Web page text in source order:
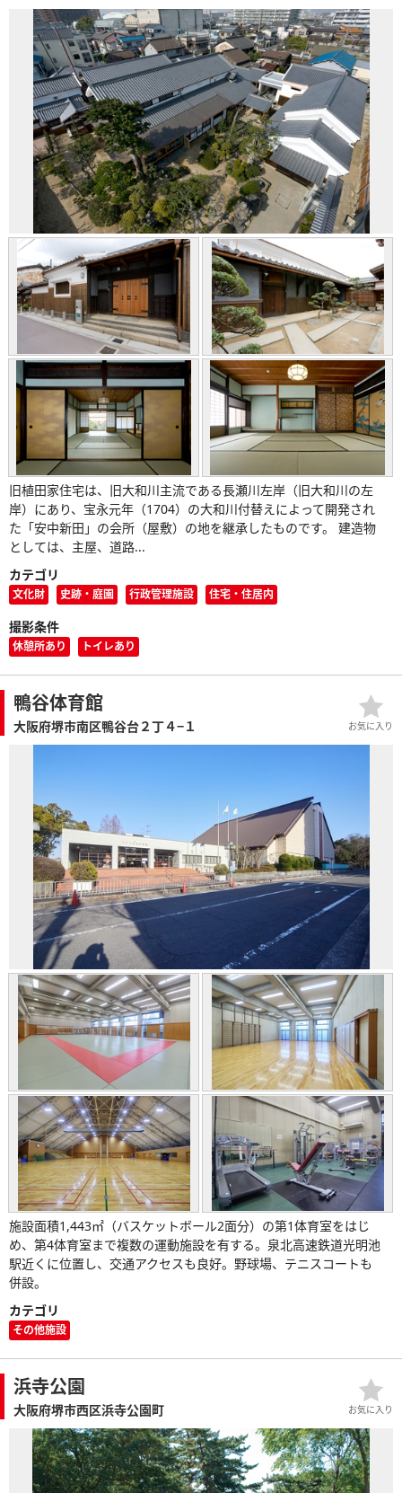
旧植田家住宅は、旧大和川主流である長瀬川左岸（旧大和川の左
岸）にあり、宝永元年（1704）の大和川付替えによって開発され
た「安中新田」の会所（屋敷）の地を継承したものです。 建造物
としては、主屋、道路...
カテゴリ
文化財 史跡・庭園 行政管理施設 住宅・住居内
撮影条件
休憩所あり トイレあり
鴨谷体育館
大阪府堺市南区鴨谷台２丁４−１
施設面積1,443㎡（バスケットボール2面分）の第1体育室をはじ
め、第4体育室まで複数の運動施設を有する。泉北高速鉄道光明池
駅近くに位置し、交通アクセスも良好。野球場、テニスコートも
併設。
カテゴリ
その他施設
お気に入り
浜寺公園
大阪府堺市西区浜寺公園町 お気に入り